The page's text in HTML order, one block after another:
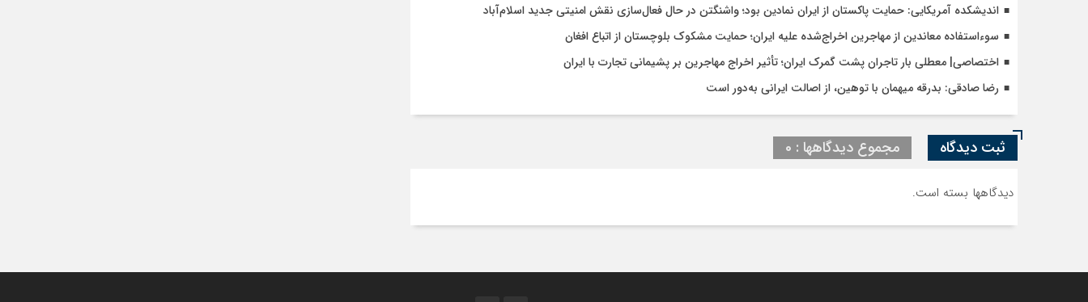
اندیشکده آمریکایی: حمایت پاکستان از ایران نمادین بود؛ واشنگتن در حال فعال‌سازی نقش امنیتی جدید اسلام‌آباد
سوءاستفاده معاندین از مهاجرین اخراج‌شده علیه ایران؛ حمایت مشکوک بلوچستان از اتباع افغان
اختصاصی| معطلی بار تاجران پشت گمرک ایران؛ تأثیر اخراج مهاجرین بر پشیمانی تجارت با ایران
رضا صادقی: بدرقه میهمان با توهین، از اصالت ایرانی به‌دور است
ثبت دیدگاه مجموع دیدگاهها : 0
دیدگاهها بسته است.